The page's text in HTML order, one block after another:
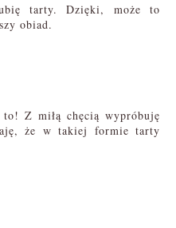
tarty. Dzięki, może to
obiad.
Z miłą chęcią wypróbuję
że w takiej formie tarty